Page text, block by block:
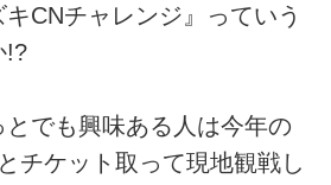
CNチャレンジ』っていう
!?
でも興味ある人は今年の
チケット取って現地観戦し